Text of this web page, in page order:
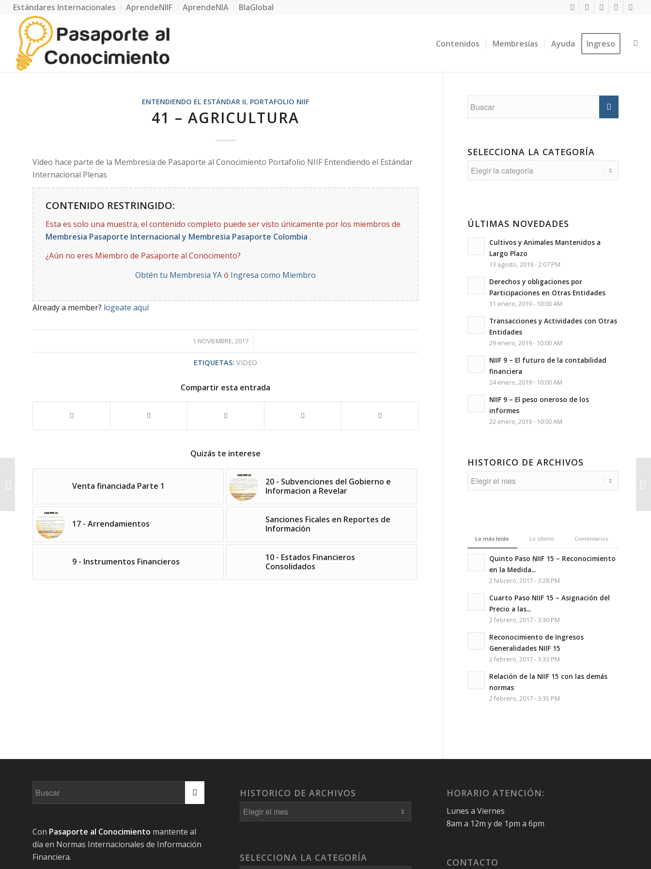
Estándares Internacionales AprendeNIIF AprendeNIA BlaGlobal
Contenidos Membresías Ayuda Ingreso
ENTENDIENDO EL ESTÁNDAR II, PORTAFOLIO NIIF
41 – AGRICULTURA
Video hace parte de la Membresia de Pasaporte al Conocimiento Portafolio NIIF Entendiendo el Estándar
Internacional Plenas
CONTENIDO RESTRINGIDO:
Esta es solo una muestra, el contenido completo puede ser visto únicamente por los miembros de
Membresia Pasaporte Internacional y Membresia Pasaporte Colombia .
¿Aún no eres Miembro de Pasaporte al Conocimento?
Obtén tu Membresia YAó Ingresa como Miembro
Already a member? logeate aquí
1 NOVIEMBRE, 2017
/
ETIQUETAS: VIDEO
Compartir esta entrada
Quizás te interese
Venta financiada Parte 1
20 - Subvenciones del Gobierno e
Informacion a Revelar
17 - Arrendamientos
Sanciones Ficales en Reportes de
Información
9 - Instrumentos Financieros
10 - Estados Financieros
Consolidados
SELECCIONA LA CATEGORÍA
Selecciona
la
ÚLTIMAS NOVEDADES
Cultivos y Animales Mantenidos a
Largo Plazo
13 agosto, 2019 - 2:07 PM
Derechos y obligaciones por
Participaciones en Otras Entidades
31 enero, 2019 - 10:00 AM
Transacciones y Actividades con Otras
Entidades
29 enero, 2019 - 10:00 AM
NIIF 9 – El futuro de la contabilidad
financiera
24 enero, 2019 - 10:00 AM
NIIF 9 – El peso oneroso de los
informes
22 enero, 2019 - 10:00 AM
HISTORICO DE ARCHIVOS
Lo más leído Lo último Comentarios
Quinto Paso NIIF 15 – Reconocimiento
en la Medida...
2 febrero, 2017 - 3:28 PM
Cuarto Paso NIIF 15 – Asignación del
Precio a las...
2 febrero, 2017 - 3:30 PM
Reconocimiento de Ingresos
Generalidades NIIF 15
2 febrero, 2017 - 3:33 PM
Relación de la NIIF 15 con las demás
normas
2 febrero, 2017 - 3:35 PM
Con Pasaporte al Conocimiento mantente al
día en Normas Internacionales de Información
Financiera.
HISTORICO DE ARCHIVOS
SELECCIONA LA CATEGORÍA
HORARIO ATENCIÓN:
Lunes a Viernes
8am a 12m y de 1pm a 6pm
CONTACTO